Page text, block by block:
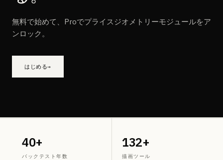
無料で始めて、Proでプライスジオメトリーモジュールをア
ンロック。
はじめる→
40+
バックテスト年数
132+
描画ツール